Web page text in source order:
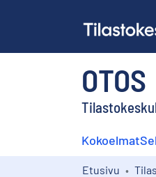
OTOS
Kokoelmat
Etusivu